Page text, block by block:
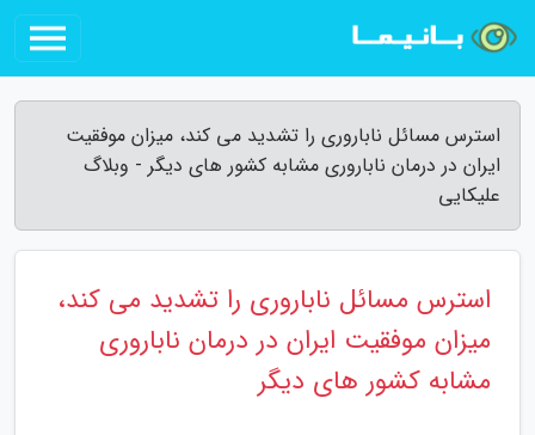
استرس مسائل ناباروری را تشدید می کند، میزان موفقیت
ایران در درمان ناباروری مشابه کشور های دیگر - وبلاگ
علیکایی
استرس مسائل ناباروری را تشدید می کند،
میزان موفقیت ایران در درمان ناباروری
مشابه کشور های دیگر